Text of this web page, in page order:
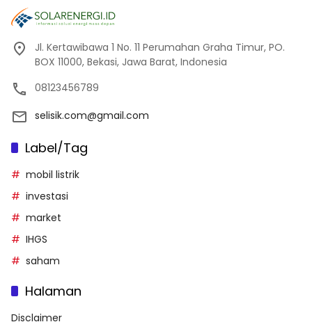
Jl. Kertawibawa 1 No. 11 Perumahan Graha Timur, PO.
BOX 11000, Bekasi, Jawa Barat, Indonesia
08123456789
selisik.com@gmail.com
Label/Tag
mobil listrik
investasi
market
IHGS
saham
Halaman
Disclaimer